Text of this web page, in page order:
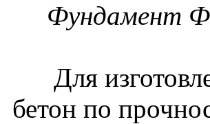
Фундамент
Для
бетон по